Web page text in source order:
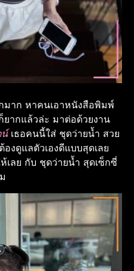
มาก หาคนเอาหนังสือพิมพ์
ากแล้วล่ะ มาต่อด้วยงาน
เธอคนนี้ใส่ ชุดว่ายน้ำ สวย
งดูแลตัวเองดีแบบสุดเลย
เลย กับ ชุดว่ายน้ำ สุดเซ็กซี่